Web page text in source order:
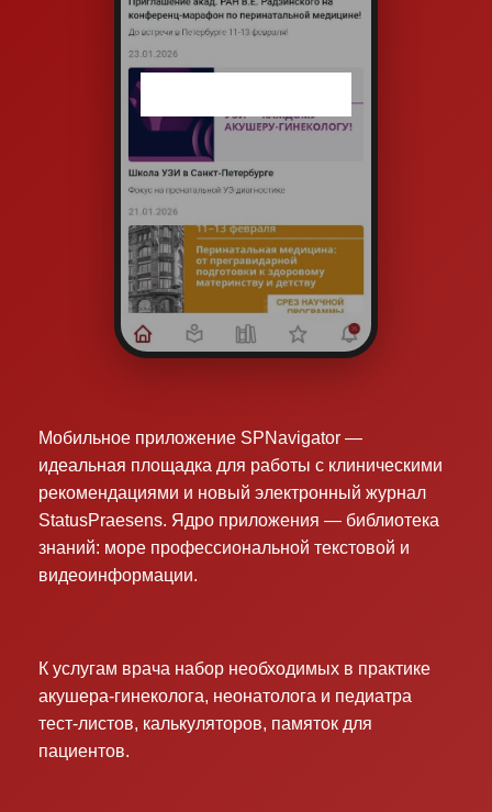
Мобильное приложение SPNavigator —
идеальная площадка для работы с клиническими
рекомендациями и новый электронный журнал
StatusPraesens. Ядро приложения — библиотека
знаний: море профессиональной текстовой и
видеоинформации.
К услугам врача набор необходимых в практике
акушера-гинеколога, неонатолога и педиатра
тест-листов, калькуляторов, памяток для
пациентов.